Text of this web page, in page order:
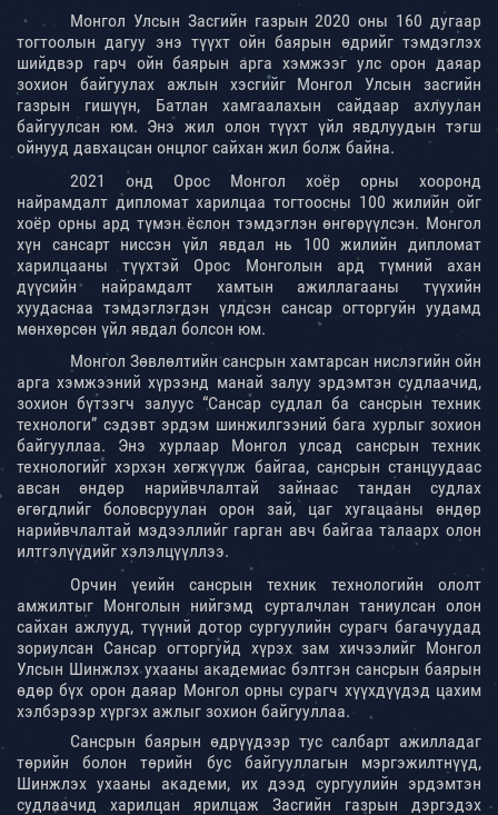
Монгол Улсын Засгийн газрын 2020 оны 160 дугаар
тогтоолын дагуу энэ түүхт ойн баярын өдрийг тэмдэглэх
шийдвэр гарч ойн баярын арга хэмжээг улс орон даяар
зохион байгуулах ажлын хэсгийг Монгол Улсын засгийн
газрын гишүүн, Батлан хамгаалахын сайдаар ахлуулан
байгуулсан юм. Энэ жил олон түүхт үйл явдлуудын тэгш
ойнууд давхацсан онцлог сайхан жил болж байна.
2021 онд Орос Монгол хоёр орны хооронд
найрамдалт дипломат харилцаа тогтоосны 100 жилийн ойг
хоёр орны ард түмэн ёслон тэмдэглэн өнгөрүүлсэн. Монгол
хүн сансарт ниссэн үйл явдал нь 100 жилийн дипломат
харилцааны түүхтэй Орос Монголын ард түмний ахан
дүүсийн найрамдалт хамтын ажиллагааны түүхийн
хуудаснаа тэмдэглэгдэн үлдсэн сансар огторгуйн уудамд
мөнхөрсөн үйл явдал болсон юм.
Монгол Зөвлөлтийн сансрын хамтарсан нислэгийн ойн
арга хэмжээний хүрээнд манай залуу эрдэмтэн судлаачид,
зохион бүтээгч залуус “Сансар судлал ба сансрын техник
технологи” сэдэвт эрдэм шинжилгээний бага хурлыг зохион
байгууллаа. Энэ хурлаар Монгол улсад сансрын техник
технологийг хэрхэн хөгжүүлж байгаа, сансрын станцуудаас
авсан өндөр нарийвчлалтай зайнаас тандан судлах
өгөгдлийг боловсруулан орон зай, цаг хугацааны өндөр
нарийвчлалтай мэдээллийг гарган авч байгаа талаарх олон
илтгэлүүдийг хэлэлцүүллээ.
Орчин үеийн сансрын техник технологийн ололт
амжилтыг Монголын нийгэмд сурталчлан таниулсан олон
сайхан ажлууд, түүний дотор сургуулийн сурагч багачуудад
зориулсан Сансар огторгуйд хүрэх зам хичээлийг Монгол
Улсын Шинжлэх ухааны академиас бэлтгэн сансрын баярын
өдөр бүх орон даяар Монгол орны сурагч хүүхдүүдэд цахим
хэлбэрээр хүргэх ажлыг зохион байгууллаа.
Сансрын баярын өдрүүдээр тус салбарт ажилладаг
төрийн болон төрийн бус байгууллагын мэргэжилтнүүд,
Шинжлэх ухааны академи, их дээд сургуулийн эрдэмтэн
судлаачид харилцан ярилцаж Засгийн газрын дэргэдэх